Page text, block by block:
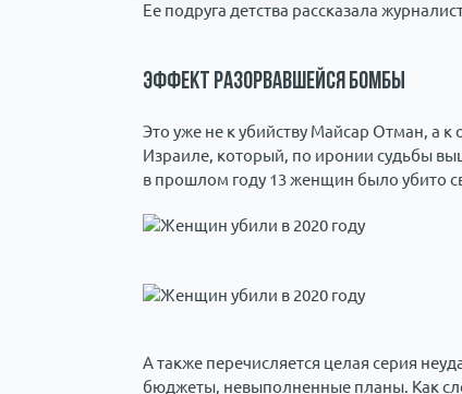
Ее подруга детства рассказала
Эффект разорвавшейся бомбы
Это уже не к убийству Майсар Отман, а
Израиле, который, по иронии судьбы
в прошлом году 13 женщин было убито
А также перечисляется целая серия
бюджеты, невыполненные планы. Как